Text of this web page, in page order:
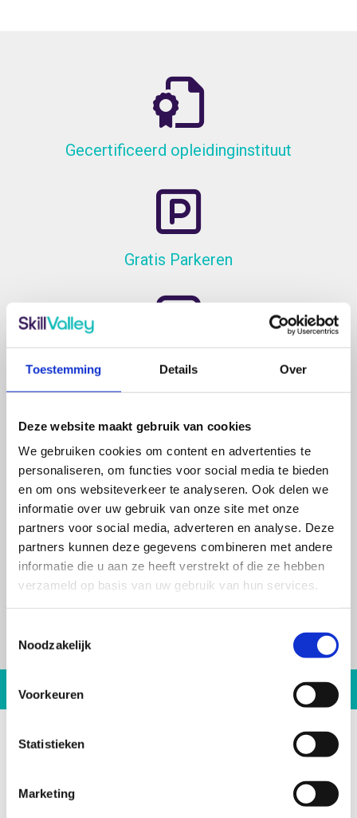
Toestemming Details Over
Deze website maakt gebruik van cookies
We gebruiken cookies om content en advertenties te
personaliseren, om functies voor social media te bieden
en om ons websiteverkeer te analyseren. Ook delen we
informatie over uw gebruik van onze site met onze
partners voor social media, adverteren en analyse. Deze
partners kunnen deze gegevens combineren met andere
informatie die u aan ze heeft verstrekt of die ze hebben
verzameld op basis van uw gebruik van hun services.
Noodzakelijk
Voorkeuren
Statistieken
Marketing
Gecertificeerd opleidinginstituut
Gratis Parkeren
NS-station
op loopafstand
Gratis Lunch
Inclusief lesmaterialen
[ Maatwerk is onze standaard ]